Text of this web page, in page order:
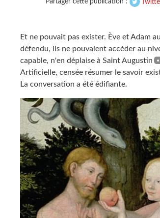
Partager cette publication :
Et ne pouvait pas exister. Ève et Adam
défendu, ils ne pouvaient accéder au
capable, n'en déplaise à Saint Augustin
Artificielle, censée résumer le savoir
La conversation a été édifiante.